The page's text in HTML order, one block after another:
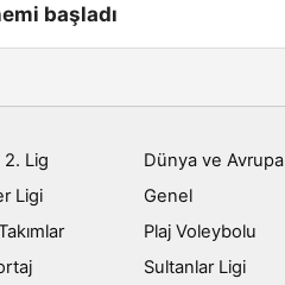
başladı
2. Lig
Dünya ve Avrupa
Ligi
Genel
Plaj Voleybolu
Sultanlar Ligi